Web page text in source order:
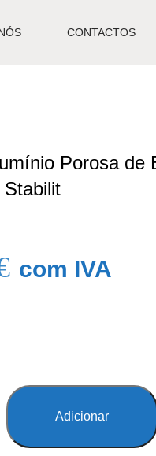
CONTACTOS
Porosa de
Stabilit
com IVA
Adicionar